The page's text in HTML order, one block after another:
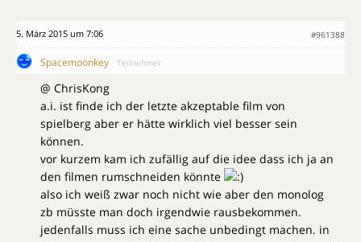
5. März 2015 um 7:06 #961388
Spacemoonkey Teilnehmer
@ ChrisKong
a.i. ist finde ich der letzte akzeptable film von
spielberg aber er hätte wirklich viel besser sein
können.
vor kurzem kam ich zufällig auf die idee dass ich ja an
den filmen rumschneiden könnte
also ich weiß zwar noch nicht wie aber den monolog
zb müsste man doch irgendwie rausbekommen.
jedenfalls muss ich eine sache unbedingt machen. in